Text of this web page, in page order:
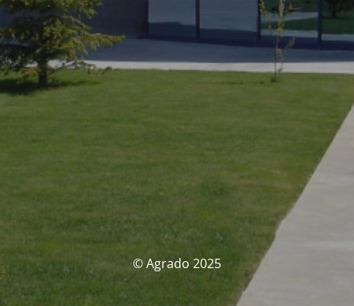
© Agrado 2025